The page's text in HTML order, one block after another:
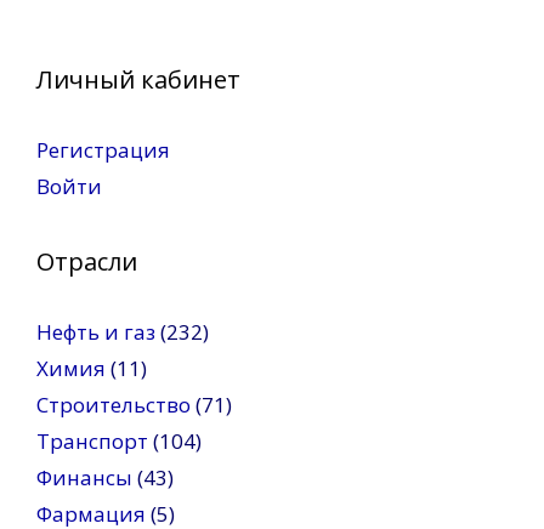
Личный кабинет
Регистрация
Войти
Отрасли
Нефть и газ (232)
Химия (11)
Строительство (71)
Транспорт (104)
Финансы (43)
Фармация (5)